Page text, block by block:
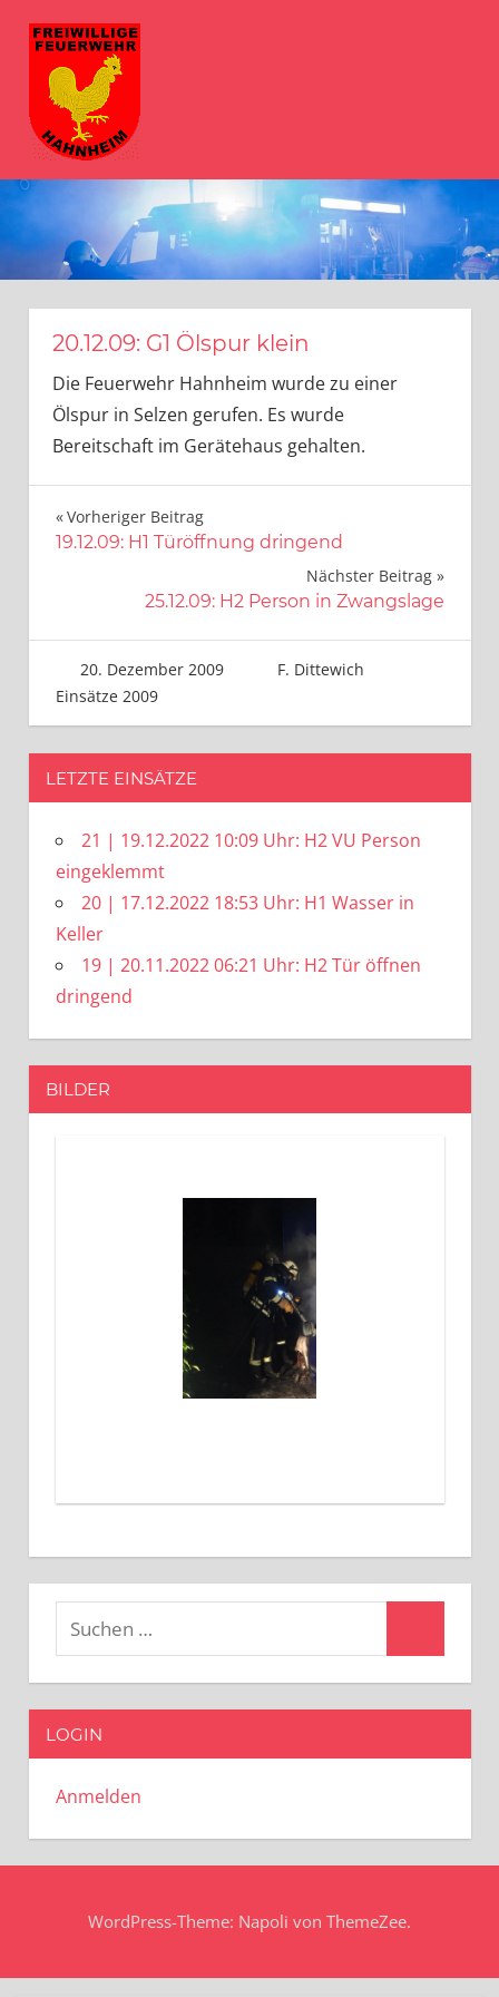
Inhalt
springen
Willkommen
Freiwilligen
Hahnheim
20.12.09: G1 Ölspur klein
Die Feuerwehr Hahnheim wurde zu einer
Ölspur in Selzen gerufen. Es wurde
Bereitschaft im Gerätehaus gehalten.
Beitragsnavigation
Vorheriger Beitrag
19.12.09: H1 Türöffnung dringend
Nächster Beitrag
25.12.09: H2 Person in Zwangslage
20. Dezember 2009
F. Dittewich
Einsätze 2009
LETZTE EINSÄTZE
21 | 19.12.2022 10:09 Uhr: H2 VU Person
eingeklemmt
20 | 17.12.2022 18:53 Uhr: H1 Wasser in
Keller
19 | 20.11.2022 06:21 Uhr: H2 Tür öffnen
dringend
BILDER
Suchen
LOGIN
Anmelden
WordPress-Theme: Napoli von ThemeZee.